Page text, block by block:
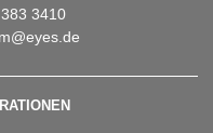
3410